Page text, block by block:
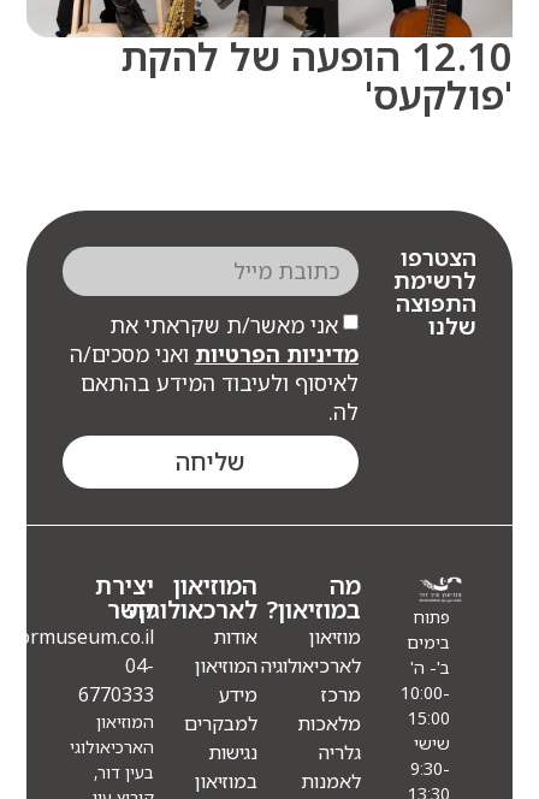
12.10 הופעה של להקת
אני מאשר/ת שקראתי את
מדיניות הפרטיותואני מסכים/ה
לאיסוף ולעיבוד המידע בהתאם
מה
במוזיאון?
מוזיאון
לארכיאולוגיה
מרכז
מלאכות
גלריה
לאמנות
המוזיאון
לארכאולוגיה
אודות
המוזיאון
מידע
למבקרים
נגישות
במוזיאון
יצירת
קשר
Info@eindormuseum.co.il
04-
6770333
המוזיאון
הארכיאולוגי